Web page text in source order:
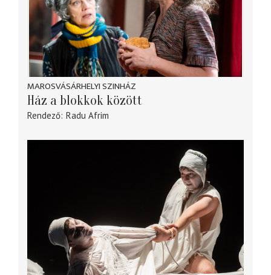
MAROSVÁSÁRHELYI SZINHÁZ
Ház a blokkok között
Rendező Radu Afrim